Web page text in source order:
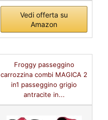
Vedi offerta su
Amazon
Froggy passeggino
carrozzina combi MAGICA 2
in1 passeggino grigio
antracite in...